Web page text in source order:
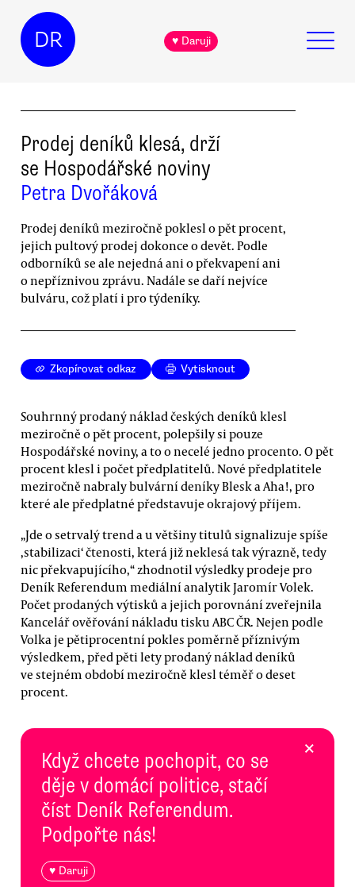
DR ♥ Daruji
Prodej deníků klesá, drží
se Hospodářské noviny
Petra Dvořáková
Prodej deníků meziročně poklesl o pět procent,
jejich pultový prodej dokonce o devět. Podle
odborníků se ale nejedná ani o překvapení ani
o nepříznivou zprávu. Nadále se daří nejvíce
bulváru, což platí i pro týdeníky.
Zkopírovat odkaz Vytisknout
Souhrnný prodaný náklad českých deníků klesl
meziročně o pět procent, polepšily si pouze
Hospodářské noviny, a to o necelé jedno procento. O pět
procent klesl i počet předplatitelů. Nové předplatitele
meziročně nabraly bulvární deníky Blesk a Aha!, pro
které ale předplatné představuje okrajový příjem.
„Jde o setrvalý trend a u většiny titulů signalizuje spíše
‚stabilizaci‘ čtenosti, která již neklesá tak výrazně, tedy
nic překvapujícího,“ zhodnotil výsledky prodeje pro
Deník Referendum mediální analytik Jaromír Volek.
Počet prodaných výtisků a jejich porovnání zveřejnila
Kancelář ověřování nákladu tisku ABC ČR. Nejen podle
Volka je pětiprocentní pokles poměrně příznivým
výsledkem, před pěti lety prodaný náklad deníků
ve stejném období meziročně klesl téměř o deset
procent.
Když chcete pochopit, co se
děje v domácí politice, stačí
číst Deník Referendum.
Podpořte nás!
♥ Daruji
×